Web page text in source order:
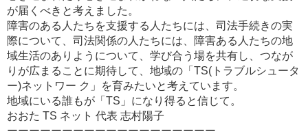
が届くべきと考えました。
障害のある人たちを支援する人たちには、司法手続きの実
際について、司法関係の人たちには、障害ある人たちの地
域生活のありようについて、学び合う場を共有し、つなが
りが広まることに期待して、地域の「TS(トラブルシュータ
ー)ネットワー ク」を育みたいと考えています。
地域にいる誰もが「TS」になり得ると信じて。
おおた TS ネット 代表 志村陽子
ーーーーーーーーーーーーーーーーーーー